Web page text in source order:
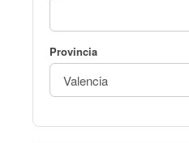
Provincia